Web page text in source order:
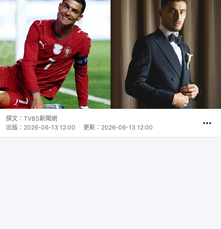
撰文： TVBS新聞網
出版： 2026-06-13 12:00 更新： 2026-06-13 12:00